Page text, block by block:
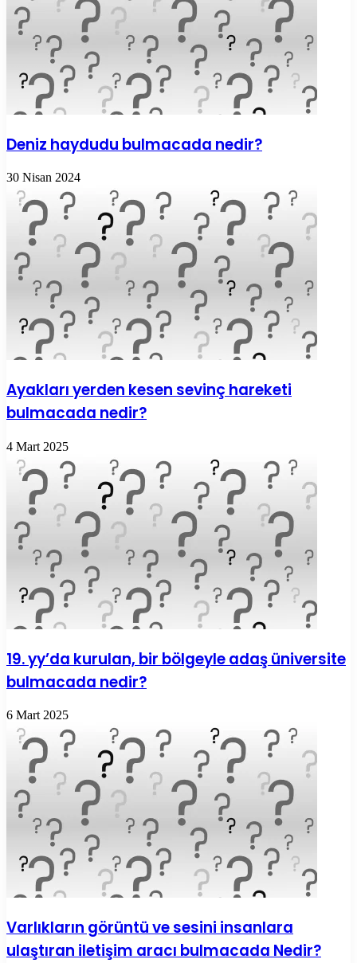
Deniz haydudu bulmacada nedir?
30 Nisan 2024
Ayakları yerden kesen sevinç hareketi
bulmacada nedir?
4 Mart 2025
19. yy’da kurulan, bir bölgeyle adaş üniversite
bulmacada nedir?
6 Mart 2025
Varlıkların görüntü ve sesini insanlara
ulaştıran iletişim aracı bulmacada Nedir?